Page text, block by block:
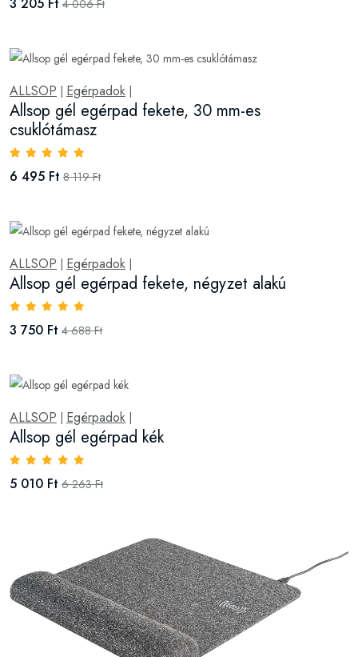
3 205 Ft 4 006 Ft
ALLSOP Egérpadok
Allsop gél egérpad fekete, 30 mm-es
csuklótámasz
6 495 Ft 8 119 Ft
ALLSOP Egérpadok
Allsop gél egérpad fekete, négyzet alakú
3 750 Ft 4 688 Ft
ALLSOP | Egérpadok |
Allsop gél egérpad kék
5 010 Ft 6 263 Ft